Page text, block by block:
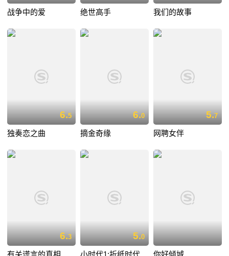
战争中的爱 绝世高手 我们的故事
6.5
独奏恋之曲
6.0
摘金奇缘
5.7
网聘女伴
6.3 5.0